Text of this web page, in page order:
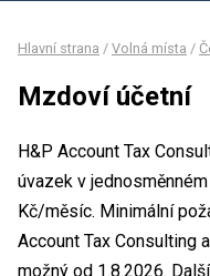
Hlavní strana / Volná místa /
Mzdoví účetní
H&P Account Tax
úvazek v
Kč/měsíc. Minimální
Account Tax Consulting
možný od 1.8.2026.